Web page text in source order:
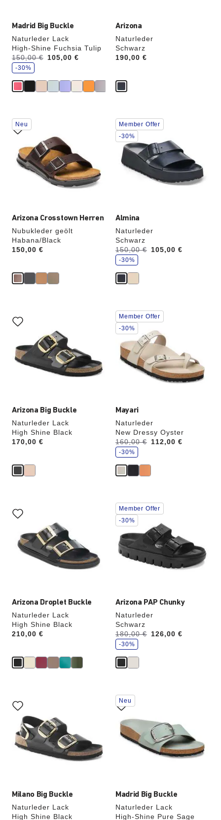
Madrid Big Buckle
Naturleder Lack
High-Shine Fuchsia Tulip
Vorher:
150,00 €
Jetzt 105,00 €
S
p
a
r
e
-30%
Arizona
Naturleder
Schwarz
Price:
190,00 €
Arizona Crosstown Herren
Nubukleder geölt
Habana/Black
Price:
150,00 €
Durch
Anklicken
der
Farben
werden
die
Produktbilder
aktualisiert.
Neu
Almina
Naturleder
Schwarz
Vorher:
150,00 €
Jetzt 105,00 €
S
p
a
r
e
-30%
Durch
Anklicken
der
Farben
werden
die
Produktbilder
aktualisiert.
Member Offer
-30%
Arizona Big Buckle
Naturleder Lack
High Shine Black
Price:
170,00 €
Anklicken
der
werden
die
Produktbilder
aktualisiert.
Mayari
Naturleder
New Dressy Oyster
Vorher:
160,00 €
Jetzt 112,00 €
S
p
a
r
e
-30%
Durch
Anklicken
der
werden
die
Produktbilder
aktualisiert.
Member Offer
-30%
Arizona Droplet Buckle
Naturleder Lack
High Shine Black
Price:
210,00 €
Anklicken
der
werden
die
Produktbilder
aktualisiert.
Arizona PAP Chunky
Naturleder
Schwarz
Vorher:
180,00 €
Jetzt 126,00 €
S
p
a
r
e
-30%
Durch
Anklicken
der
werden
die
Produktbilder
aktualisiert.
Member Offer
-30%
Milano Big Buckle
Naturleder Lack
High Shine Black
Anklicken
der
Farben
werden
die
Produktbilder
aktualisiert.
Madrid Big Buckle
Naturleder Lack
High-Shine Pure Sage
Durch
Anklicken
der
Farben
werden
die
Produktbilder
Neu